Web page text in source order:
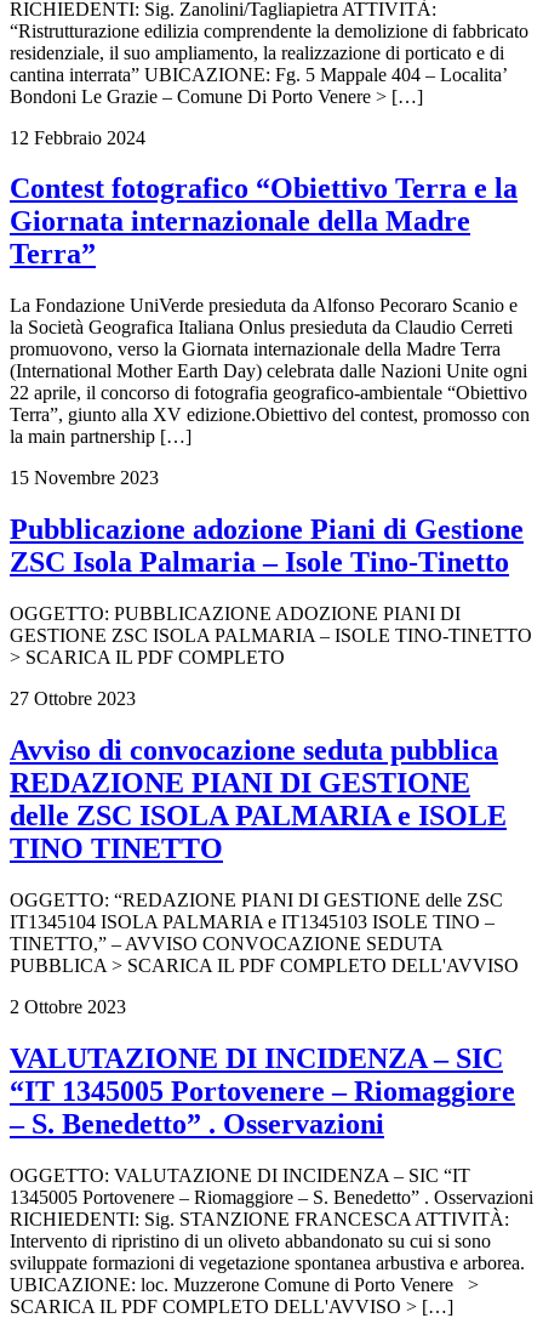
RICHIEDENTI: Sig. Zanolini/Tagliapietra ATTIVITÀ:
“Ristrutturazione edilizia comprendente la demolizione di fabbricato
residenziale, il suo ampliamento, la realizzazione di porticato e di
cantina interrata” UBICAZIONE: Fg. 5 Mappale 404 – Localita’
Bondoni Le Grazie – Comune Di Porto Venere > […]
12 Febbraio 2024
Contest fotografico “Obiettivo Terra e la
Giornata internazionale della Madre
Terra”
La Fondazione UniVerde presieduta da Alfonso Pecoraro Scanio e
la Società Geografica Italiana Onlus presieduta da Claudio Cerreti
promuovono, verso la Giornata internazionale della Madre Terra
(International Mother Earth Day) celebrata dalle Nazioni Unite ogni
22 aprile, il concorso di fotografia geografico-ambientale “Obiettivo
Terra”, giunto alla XV edizione.Obiettivo del contest, promosso con
la main partnership […]
15 Novembre 2023
Pubblicazione adozione Piani di Gestione
ZSC Isola Palmaria – Isole Tino-Tinetto
OGGETTO: PUBBLICAZIONE ADOZIONE PIANI DI
GESTIONE ZSC ISOLA PALMARIA – ISOLE TINO-TINETTO
> SCARICA IL PDF COMPLETO
27 Ottobre 2023
Avviso di convocazione seduta pubblica
REDAZIONE PIANI DI GESTIONE
delle ZSC ISOLA PALMARIA e ISOLE
TINO TINETTO
OGGETTO: “REDAZIONE PIANI DI GESTIONE delle ZSC
IT1345104 ISOLA PALMARIA e IT1345103 ISOLE TINO –
TINETTO,” – AVVISO CONVOCAZIONE SEDUTA
PUBBLICA > SCARICA IL PDF COMPLETO DELL'AVVISO
2 Ottobre 2023
VALUTAZIONE DI INCIDENZA – SIC
“IT 1345005 Portovenere – Riomaggiore
– S. Benedetto” . Osservazioni
OGGETTO: VALUTAZIONE DI INCIDENZA – SIC “IT
1345005 Portovenere – Riomaggiore – S. Benedetto” . Osservazioni
RICHIEDENTI: Sig. STANZIONE FRANCESCA ATTIVITÀ:
Intervento di ripristino di un oliveto abbandonato su cui si sono
sviluppate formazioni di vegetazione spontanea arbustiva e arborea.
UBICAZIONE: loc. Muzzerone Comune di Porto Venere >
SCARICA IL PDF COMPLETO DELL'AVVISO > […]